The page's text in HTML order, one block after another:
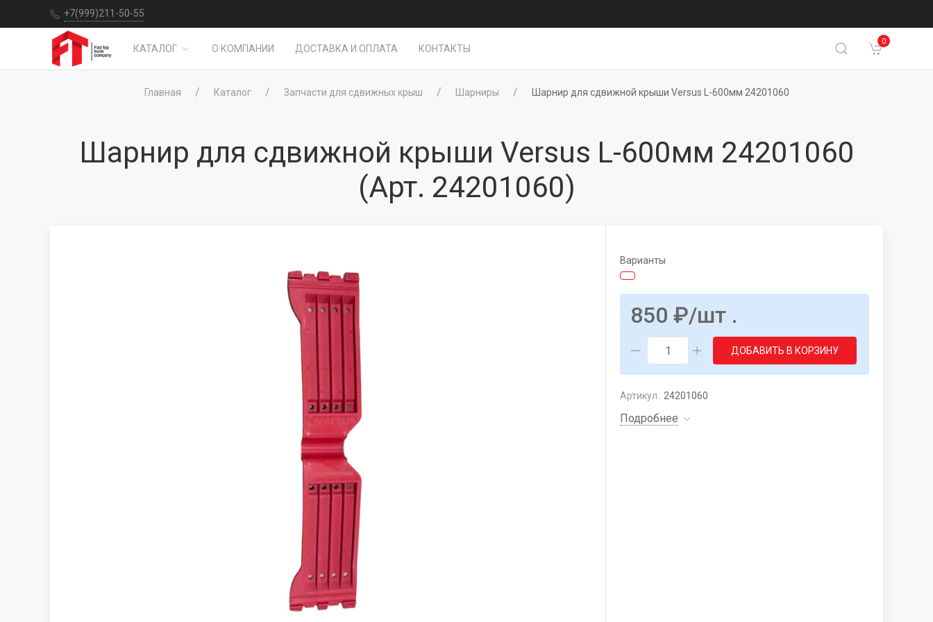
+7(999)211-50-55
КАТАЛОГ О КОМПАНИИ ДОСТАВКА И ОПЛАТА КОНТАКТЫ
0
Главная Каталог Запчасти для сдвижных крыш Шарниры Шарнир для сдвижной крыши Versus L-600мм 24201060
Шарнир для сдвижной крыши Versus L-600мм 24201060
(Арт. 24201060)
Варианты
850 ₽/шт .
ДОБАВИТЬ В КОРЗИНУ
Артикул : 24201060
Подробнее